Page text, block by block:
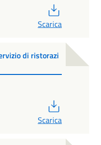
Scarica
di ristorazi
Scarica